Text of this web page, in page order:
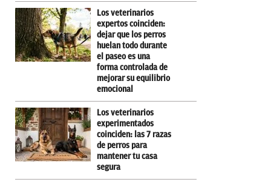
Los veterinarios
expertos coinciden:
dejar que los perros
huelan todo durante
el paseo es una
forma controlada de
mejorar su equilibrio
emocional
Los veterinarios
experimentados
coinciden: las 7 razas
de perros para
mantener tu casa
segura